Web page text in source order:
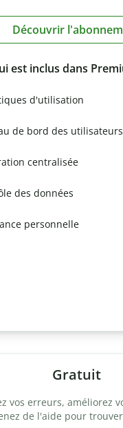
Découvrir
est inclus dans
d'utilisation
de bord des utilisateurs
centralisée
des données
personnelle
Gratuit
vos erreurs, améliorez
de l'aide pour